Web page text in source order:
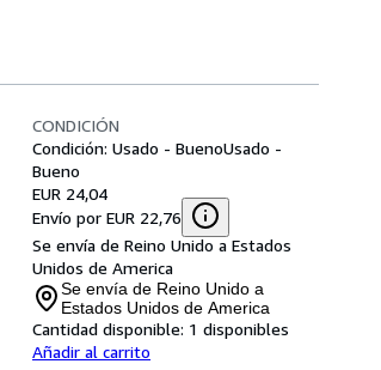
CONDICIÓN
Condición: Usado - BuenoUsado -
Bueno
EUR 24,04
Envío por EUR 22,76
Se envía de Reino Unido a Estados
Unidos de America
Se envía de Reino Unido a
Estados Unidos de America
Cantidad disponible: 1 disponibles
Añadir al carrito